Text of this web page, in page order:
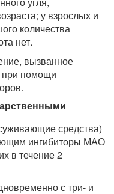
у взрослых и
количества
нет.
вызванное
помощи
средства)
ингибиторы МАО
в течение 2
с три- и